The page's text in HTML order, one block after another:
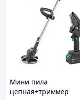
Мини пила
цепная+триммер